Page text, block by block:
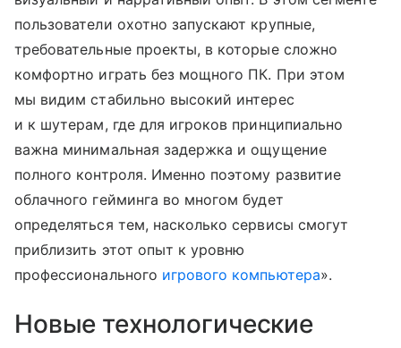
пользователи охотно запускают крупные,
требовательные проекты, в которые сложно
комфортно играть без мощного ПК. При этом
мы видим стабильно высокий интерес
и к шутерам, где для игроков принципиально
важна минимальная задержка и ощущение
полного контроля. Именно поэтому развитие
облачного гейминга во многом будет
определяться тем, насколько сервисы смогут
приблизить этот опыт к уровню
профессионального игрового компьютера».
Новые технологические